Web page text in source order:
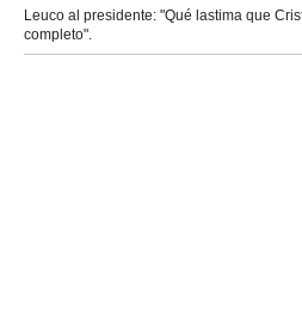
Leuco al presidente: "Qué lastima que
completo".